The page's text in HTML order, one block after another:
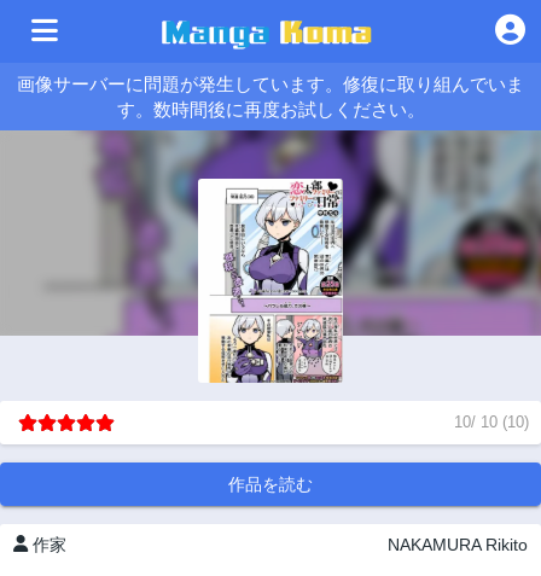
画像サーバーに問題が発生しています。修復に取り組んでいま
す。数時間後に再度お試しください。
10/ 10 (10)
作品を読む
作家 NAKAMURA Rikito